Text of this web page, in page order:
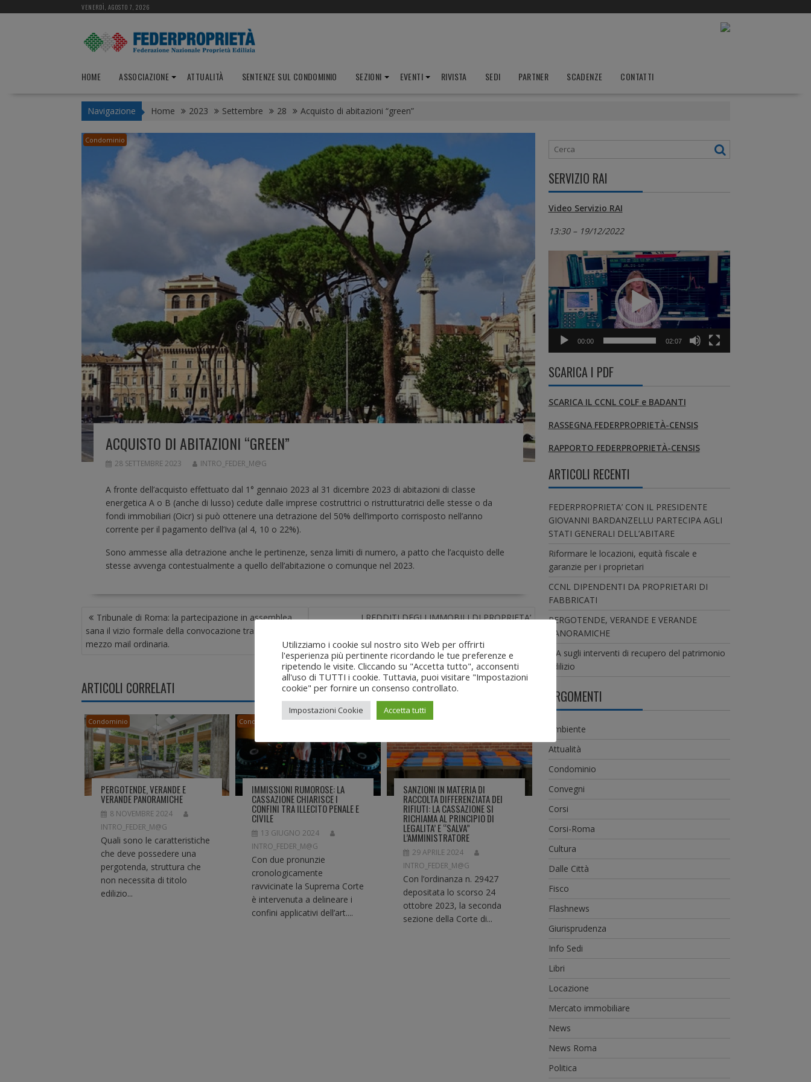
VENERDÌ, AGOSTO 7, 2026
HOME ASSOCIAZIONE ATTUALITÀ SENTENZE SUL CONDOMINIO SEZIONI EVENTI RIVISTA SEDI PARTNER SCADENZE CONTATTI
Navigazione Home 2023 Settembre 28 Acquisto di abitazioni “green”
Condominio
ACQUISTO DI ABITAZIONI “GREEN”
28 SETTEMBRE 2023 INTRO_FEDER_M@G
A fronte dell’acquisto effettuato dal 1° gennaio 2023 al 31 dicembre 2023 di abitazioni di classe
energetica A o B (anche di lusso) cedute dalle imprese costruttrici o ristrutturatrici delle stesse o da
fondi immobiliari (Oicr) si può ottenere una detrazione del 50% dell’importo corrisposto nell’anno
corrente per il pagamento dell’Iva (al 4, 10 o 22%).
Sono ammesse alla detrazione anche le pertinenze, senza limiti di numero, a patto che l’acquisto delle
stesse avvenga contestualmente a quello dell’abitazione o comunque nel 2023.
A
V
A
Z
I
O
N
E
A
R
T
Tribunale di Roma: la partecipazione in assemblea
sana il vizio formale della convocazione trasmessa a
mezzo mail ordinaria.
I REDDITI DEGLI IMMOBILI DI PROPRIETA’
ARTICOLI CORRELATI
Condominio
PERGOTENDE, VERANDE E
VERANDE PANORAMICHE
8 NOVEMBRE 2024
INTRO_FEDER_M@G
Quali sono le caratteristiche
che deve possedere una
pergotenda, struttura che
non necessita di titolo
edilizio...
Condominio Giurisprudenza
IMMISSIONI RUMOROSE: LA
CASSAZIONE CHIARISCE I
CONFINI TRA ILLECITO PENALE E
CIVILE
13 GIUGNO 2024
INTRO_FEDER_M@G
Con due pronunzie
cronologicamente
ravvicinate la Suprema Corte
è intervenuta a delineare i
confini applicativi dell’art....
Condominio
SANZIONI IN MATERIA DI
RACCOLTA DIFFERENZIATA DEI
RIFIUTI: LA CASSAZIONE SI
RICHIAMA AL PRINCIPIO DI
LEGALITA’ E “SALVA”
L’AMMINISTRATORE
29 APRILE 2024
INTRO_FEDER_M@G
Con l’ordinanza n. 29427
depositata lo scorso 24
ottobre 2023, la seconda
sezione della Corte di...
SERVIZIO RAI
Video Servizio RAI
13:30 – 19/12/2022
Video
Player
00:00 02:07
SCARICA I PDF
SCARICA IL CCNL COLF e BADANTI
RASSEGNA FEDERPROPRIETÀ-CENSIS
RAPPORTO FEDERPROPRIETÀ-CENSIS
ARTICOLI RECENTI
FEDERPROPRIETA’ CON IL PRESIDENTE
GIOVANNI BARDANZELLU PARTECIPA AGLI
STATI GENERALI DELL’ABITARE
Riformare le locazioni, equità fiscale e
garanzie per i proprietari
CCNL DIPENDENTI DA PROPRIETARI DI
FABBRICATI
PERGOTENDE, VERANDE E VERANDE
PANORAMICHE
IVA sugli interventi di recupero del patrimonio
edilizio
ARGOMENTI
Ambiente
Attualità
Condominio
Convegni
Corsi
Corsi-Roma
Cultura
Dalle Città
Fisco
Flashnews
Giurisprudenza
Info Sedi
Libri
Locazione
Mercato immobiliare
News
News Roma
Politica
Utilizziamo i cookie sul nostro sito Web per offrirti
l'esperienza più pertinente ricordando le tue preferenze e
ripetendo le visite. Cliccando su "Accetta tutto", acconsenti
all'uso di TUTTI i cookie. Tuttavia, puoi visitare "Impostazioni
cookie" per fornire un consenso controllato.
Impostazioni Cookie Accetta tutti